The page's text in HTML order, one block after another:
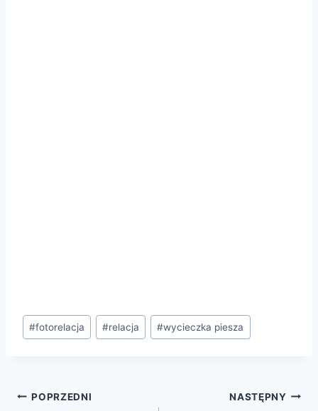
#fotorelacja #relacja #wycieczka piesza
POPRZEDNI NASTĘPNY